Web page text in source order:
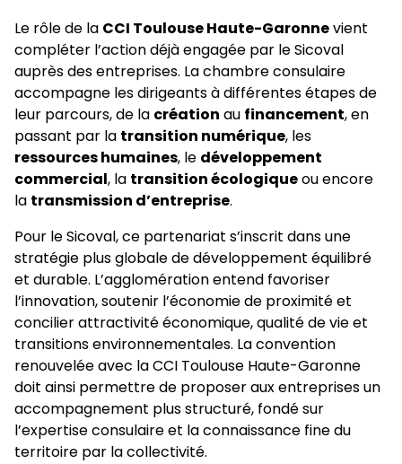
Le rôle de la CCI Toulouse Haute-Garonnevient
compléter l’action déjà engagée par le Sicoval
auprès des entreprises. La chambre consulaire
accompagne les dirigeants à différentes étapes de
leur parcours, de la création au financement, en
passant par la transition numérique, les
ressources humaines, le développement
commercial, la transition écologiqueou encore
la transmission d’entreprise.
Pour le Sicoval, ce partenariat s’inscrit dans une
stratégie plus globale de développement équilibré
et durable. L’agglomération entend favoriser
l’innovation, soutenir l’économie de proximité et
concilier attractivité économique, qualité de vie et
transitions environnementales. La convention
renouvelée avec la CCI Toulouse Haute-Garonne
doit ainsi permettre de proposer aux entreprises un
accompagnement plus structuré, fondé sur
l’expertise consulaire et la connaissance fine du
territoire par la collectivité.